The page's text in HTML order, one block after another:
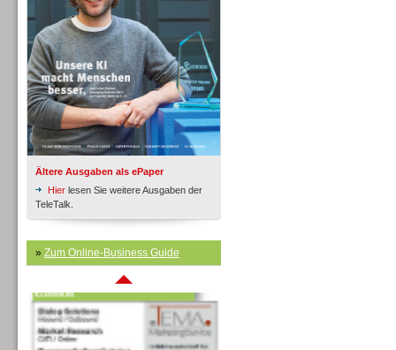
Ältere Ausgaben als ePaper
Hier lesen Sie weitere Ausgaben der
TeleTalk.
» Zum Online-Business Guide
Inbound
Inbound